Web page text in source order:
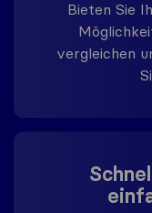
Bieten Sie
vergleichen